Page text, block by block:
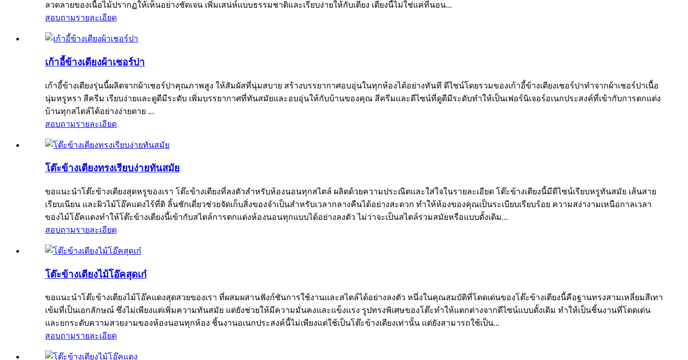
ลวดลายของเนื้อไม้ปรากฏให้เห็นอย่างชัดเจน เพิ่มเสน่ห์แบบธรรมชาติและเรียบง่ายให้กับเตียง เตียงนี้ไม่ใช่แค่ที่นอน...
สอบถามรายละเอียด
เก้าอี้ข้างเตียงผ้าเชอร์ปา
เก้าอี้ข้างเตียงรุ่นนี้ผลิตจากผ้าเชอร์ปาคุณภาพสูง ให้สัมผัสที่นุ่มสบาย สร้างบรรยากาศอบอุ่นในทุกห้องได้อย่างทันที ดีไซน์โดยรวมของเก้าอี้ข้างเตียงเชอร์ปาทำจากผ้าเชอร์ปาเนื้อ
นุ่มหรูหรา สีครีม เรียบง่ายและดูดีมีระดับ เพิ่มบรรยากาศที่ทันสมัยและอบอุ่นให้กับบ้านของคุณ สีครีมและดีไซน์ที่ดูดีมีระดับทำให้เป็นเฟอร์นิเจอร์อเนกประสงค์ที่เข้ากับการตกแต่ง
บ้านทุกสไตล์ได้อย่างง่ายดาย ...
สอบถามรายละเอียด
โต๊ะข้างเตียงทรงเรียบง่ายทันสมัย
ขอแนะนำโต๊ะข้างเตียงสุดหรูของเรา โต๊ะข้างเตียงที่ลงตัวสำหรับห้องนอนทุกสไตล์ ผลิตด้วยความประณีตและใส่ใจในรายละเอียด โต๊ะข้างเตียงนี้มีดีไซน์เรียบหรูทันสมัย ​​เส้นสาย
เรียบเนียน และผิวไม้โอ๊คแดงไร้ที่ติ ลิ้นชักเดี่ยวช่วยจัดเก็บสิ่งของจำเป็นสำหรับเวลากลางคืนได้อย่างสะดวก ทำให้ห้องของคุณเป็นระเบียบเรียบร้อย ความสง่างามเหนือกาลเวลา
ของไม้โอ๊คแดงทำให้โต๊ะข้างเตียงนี้เข้ากับสไตล์การตกแต่งห้องนอนทุกแบบได้อย่างลงตัว ไม่ว่าจะเป็นสไตล์ร่วมสมัยหรือแบบดั้งเดิม...
สอบถามรายละเอียด
โต๊ะข้างเตียงไม้โอ๊คสุดเก๋
ขอแนะนำโต๊ะข้างเตียงไม้โอ๊คแดงสุดสวยของเรา ที่ผสมผสานฟังก์ชันการใช้งานและสไตล์ได้อย่างลงตัว หนึ่งในคุณสมบัติที่โดดเด่นของโต๊ะข้างเตียงนี้คือฐานทรงสามเหลี่ยมสีเทา
เข้มที่เป็นเอกลักษณ์ ซึ่งไม่เพียงแต่เพิ่มความทันสมัย ​​แต่ยังช่วยให้มีความมั่นคงและแข็งแรง รูปทรงพิเศษของโต๊ะทำให้แตกต่างจากดีไซน์แบบดั้งเดิม ทำให้เป็นชิ้นงานที่โดดเด่น
และยกระดับความสวยงามของห้องนอนทุกห้อง ชิ้นงานอเนกประสงค์นี้ไม่เพียงแต่ใช้เป็นโต๊ะข้างเตียงเท่านั้น แต่ยังสามารถใช้เป็น...
สอบถามรายละเอียด